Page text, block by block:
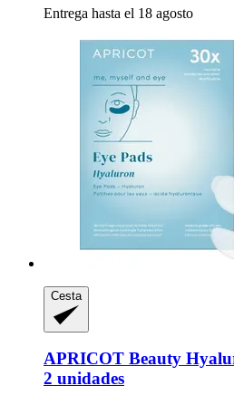
Entrega hasta el 18 agosto
Cesta
APRICOT Beauty
2 unidades